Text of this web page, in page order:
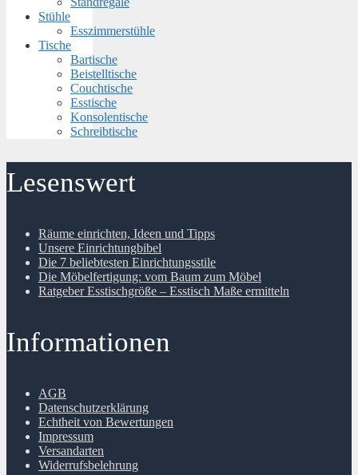
Stühle
Esszimmerstühle
Tische
Bartische
Beistelltische
Couchtische
Esstische
Konsolentische
Schreibtische
Lesenswert
Räume einrichten, Ideen und Tipps
Unsere Einrichtungbibel
Die 7 beliebtesten Einrichtungsstile
Die Möbelfertigung: vom Baum zum Möbel
Ratgeber Esstischgröße – Esstisch Maße ermitteln
Informationen
AGB
Datenschutzerklärung
Echtheit von Bewertungen
Impressum
Versandarten
Widerrufsbelehrung